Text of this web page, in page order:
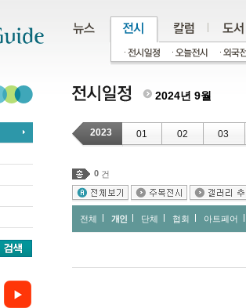
2024년 9월
2023 01 02 03
0 건
전체 개인 단체 협회 아트페어